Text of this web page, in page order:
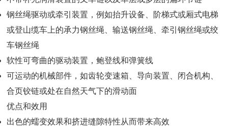
钢丝绳驱动或牵引装置，例如抬升设备、阶梯式或厢式电梯
或登山缆车上的承力钢丝绳、输送钢丝绳、牵引钢丝绳或绞
车钢丝绳
软性可弯曲的驱动装置，鲍登线和弹簧线
可运动的机械部件，如齿轮变速箱、导向装置、闭合机构、
合页铰链或处在自然天气下的滑动面
优点和效用
出色的蠕变效果和挤进缝隙特性从而带来高效